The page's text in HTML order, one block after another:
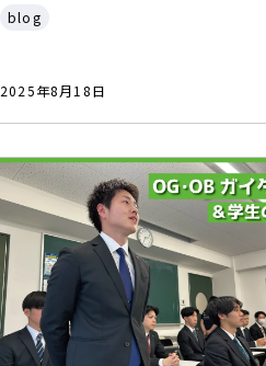
blog
2025年8月18日